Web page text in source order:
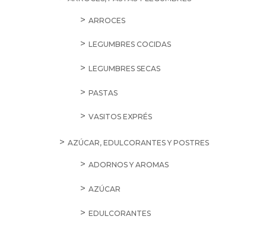
ARROCES
LEGUMBRES COCIDAS
LEGUMBRES SECAS
PASTAS
VASITOS EXPRÉS
AZÚCAR, EDULCORANTES Y POSTRES
ADORNOS Y AROMAS
AZÚCAR
EDULCORANTES